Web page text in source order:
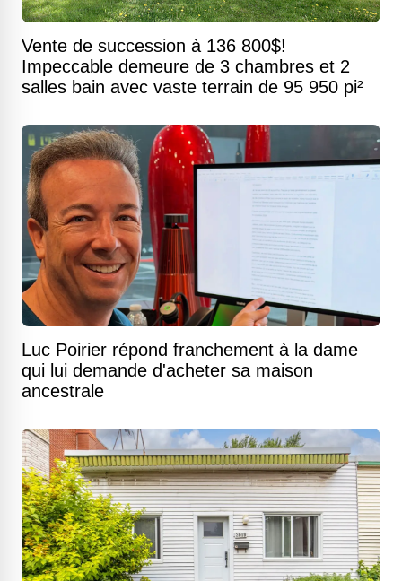
Vente de succession à 136 800$!
Impeccable demeure de 3 chambres et 2
salles bain avec vaste terrain de 95 950 pi²
Luc Poirier répond franchement à la dame
qui lui demande d'acheter sa maison
ancestrale